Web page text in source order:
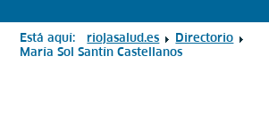
Está aquí: riojasalud.es
Directorio
María Sol Santín Castellanos